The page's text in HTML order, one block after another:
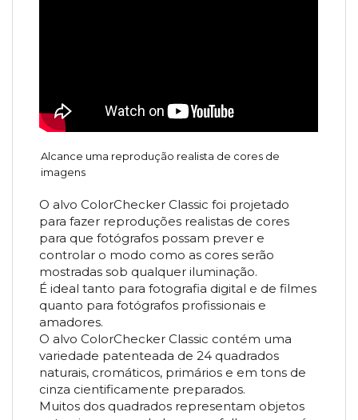
Alcance uma reprodução realista de cores de
imagens
O alvo ColorChecker Classic foi projetado
para fazer reproduções realistas de cores
para que fotógrafos possam prever e
controlar o modo como as cores serão
mostradas sob qualquer iluminação.
É ideal tanto para fotografia digital e de filmes
quanto para fotógrafos profissionais e
amadores.
O alvo ColorChecker Classic contém uma
variedade patenteada de 24 quadrados
naturais, cromáticos, primários e em tons de
cinza cientificamente preparados.
Muitos dos quadrados representam objetos